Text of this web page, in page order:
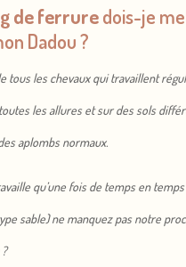
de ferruredois-je
Dadou ?
tous les chevaux qui travaillent
les allures et sur des sols
aplombs normaux.
qu’une fois de temps en
sable) ne manquez pas notre